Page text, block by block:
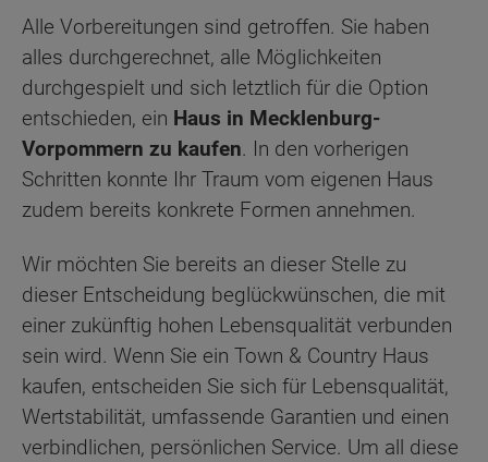
Alle Vorbereitungen sind getroffen. Sie haben
alles durchgerechnet, alle Möglichkeiten
durchgespielt und sich letztlich für die Option
entschieden, ein Haus in Mecklenburg-
Vorpommern zu kaufen. In den vorherigen
Schritten konnte Ihr Traum vom eigenen Haus
zudem bereits konkrete Formen annehmen.
Wir möchten Sie bereits an dieser Stelle zu
dieser Entscheidung beglückwünschen, die mit
einer zukünftig hohen Lebensqualität verbunden
sein wird. Wenn Sie ein Town & Country Haus
kaufen, entscheiden Sie sich für Lebensqualität,
Wertstabilität, umfassende Garantien und einen
verbindlichen, persönlichen Service. Um all diese